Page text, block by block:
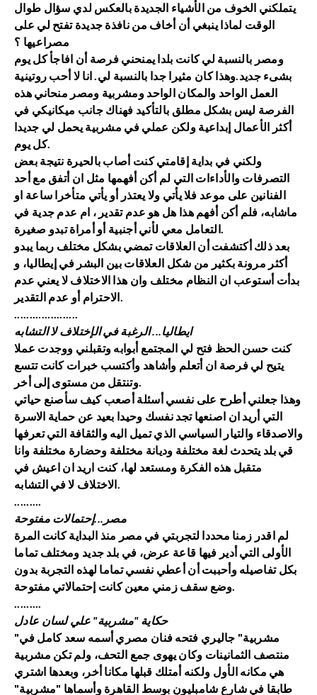
يتملكني الخوف من الأشياء الجديدة بالعكس لدي سؤال طوال
الوقت لماذا ينبغي أن أخاف من نافذة جديدة تفتح لي على
مصراعيها ؟
ومصر بالنسبة لي كانت بلدا يمنحني فرصة أن افاجأ كل يوم
بشىء جديد.وهذا كان مثيرا جدا بالنسبة لي. انا لا أحب روتينية
العمل الواحد والمكان الواحد ومشربية ومصر منحاني هذه
الفرصة ليس بشكل مطلق بالتأكيد فهناك جانب ميكانيكي في
أكثر الأعمال إبداعية ولكن عملي في مشربية يحمل لي جديدا
كل يوم.
ولكني في بداية إقامتي كنت أصاب بالحيرة نتيجة بعض
التصرفات والأداءات التي لم أكن أفهمها مثل ان أتفق مع أحد
الفنانين على موعد فلا يأتي ولا يعتذر أو يأتي متأخرا ساعة او
ماشابه، فلم أكن أفهم هذا هل هو عدم تقدير ، ام عدم جدية في
التعامل معي لأني أجنبية أو أمراة تبدو صغيرة.
بعد ذلك أكتشفت أن العلاقات تمضي بشكل مختلف ربما يبدو
أكثر مرونة بكثير من شكل العلاقات بين البشر في إيطاليا، و
بدأت أستوعب ان النظام مختلف وان هذا الاختلاف لا يعني عدم
الاحترام أو عدم التقدير.
.....................
ايطاليا... الرغبة في الإختلاف لا التشابه
كنت حسن الحظ فتح لي المجتمع أبوابه وتقبلني ووجدت عملا
يتيح لي فرصة ان أتعلم وأشاهد وأكتسب خبرات كانت تتسع
وتنتقل من مستوى إلى أخر.
وهذا جعلني أطرح على نفسي أسئلة أصعب كيف سأصنع حياتي
التي أريد ان اصنعها تجد نفسك وحيدا بعيد عن حماية الاسرة
والاصدقاء والتيار السياسي الذي تميل اليه والثقافة التي تعرفها
قي بلد يتحدث لغة مختلفة وديانة مختلفة وحضارة مختلفة وانا
متقبل هذه الفكرة ومستعد لها، كنت اريد ان اعيش في
الاختلاف لا في التشابه.
.........
مصر...إحتمالات مفتوحة
لم اقدر زمنا محددا لتجربتي في مصر منذ البداية كانت المرة
الأولى التي أدير فيها قاعة عرض، في بلد جديد ومختلف تماما
بكل تفاصيله وأحببت أن أعطي نفسي تماما لهذه التجربة بدون
وضع سقف زمني معين كانت إحتمالاتي مفتوحة.
.........
حكاية "مشربية" علي لسان عادل
"مشربية" جاليري فتحه فنان مصري أسمه سعد كامل في
منتصف الثمانينات وكان يهوى جمع التحف، ولم تكن مشربية
هي مكانه الأول ولكنه أمتلك قبلها مكانا أخر، وبعدها اشتري
طابقا في شارع شامبليون بوسط القاهرة وأسماها "مشربية"